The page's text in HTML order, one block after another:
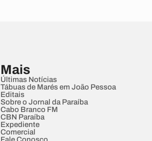
Mais
Últimas Notícias
Tábuas de Marés em João Pessoa
Editais
Sobre o Jornal da Paraíba
Cabo Branco FM
CBN Paraíba
Expediente
Comercial